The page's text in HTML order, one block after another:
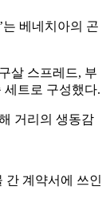
는 베네치아의 곤
살 스프레드, 부
세트로 구성했다.
거리의 생동감
간 계약서에 쓰인